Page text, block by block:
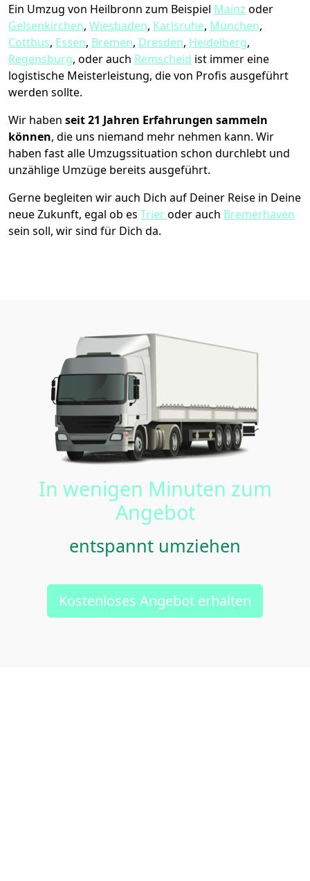
Ein Umzug von Heilbronn zum Beispiel Mainz oder
Gelsenkirchen, Wiesbaden, Karlsruhe, München,
Cottbus, Essen, Bremen, Dresden, Heidelberg,
Regensburg, oder auch Remscheid ist immer eine
logistische Meisterleistung, die von Profis ausgeführt
werden sollte.
Wir haben seit21 Jahren Erfahrungen sammeln
können, die uns niemand mehr nehmen kann. Wir
haben fast alle Umzugssituation schon durchlebt und
unzählige Umzüge bereits ausgeführt.
Gerne begleiten wir auch Dich auf Deiner Reise in Deine
neue Zukunft, egal ob es Trieroder auch Bremer­haven
sein soll, wir sind für Dich da.
In wenigen Minuten zum
Angebot
entspannt umziehen
Kostenloses Angebot erhalten